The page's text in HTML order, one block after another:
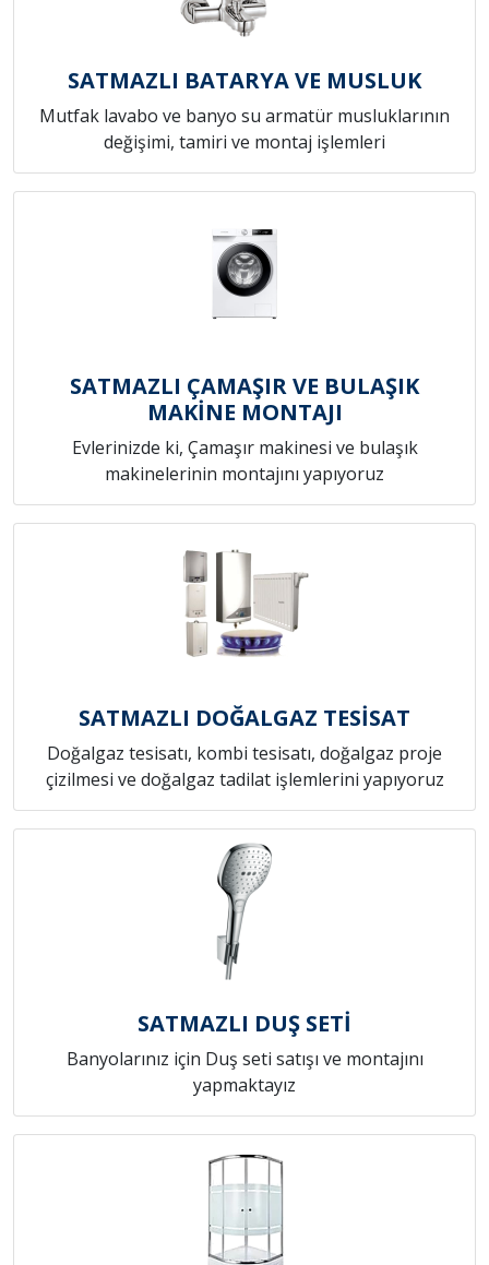
SATMAZLI BATARYA VE MUSLUK
Mutfak lavabo ve banyo su armatür musluklarının
değişimi, tamiri ve montaj işlemleri
SATMAZLI ÇAMAŞIR VE BULAŞIK
MAKİNE MONTAJI
Evlerinizde ki, Çamaşır makinesi ve bulaşık
makinelerinin montajını yapıyoruz
SATMAZLI DOĞALGAZ TESİSAT
Doğalgaz tesisatı, kombi tesisatı, doğalgaz proje
çizilmesi ve doğalgaz tadilat işlemlerini yapıyoruz
SATMAZLI DUŞ SETİ
Banyolarınız için Duş seti satışı ve montajını
yapmaktayız